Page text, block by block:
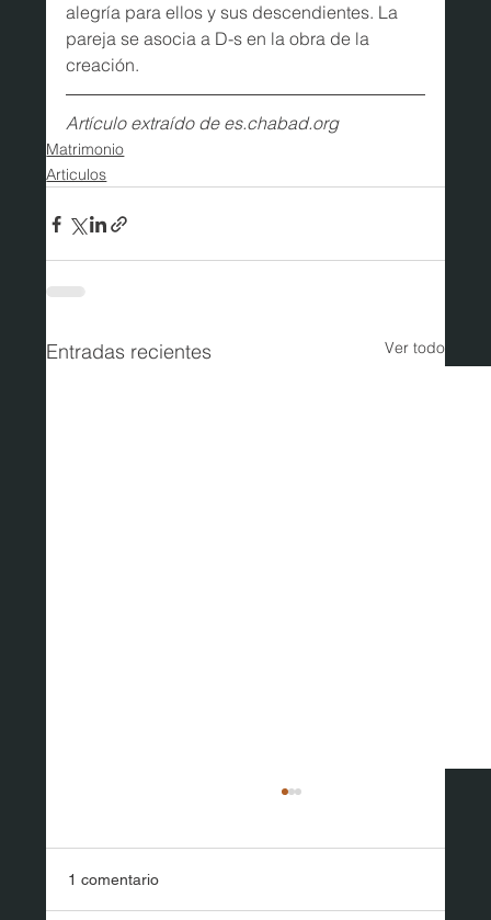
alegría para ellos y sus descendientes. La
pareja se asocia a D-s en la obra de la
creación.
Artículo extraído de es.chabad.org
Matrimonio
Articulos
Entradas recientes Ver todo
1 comentario